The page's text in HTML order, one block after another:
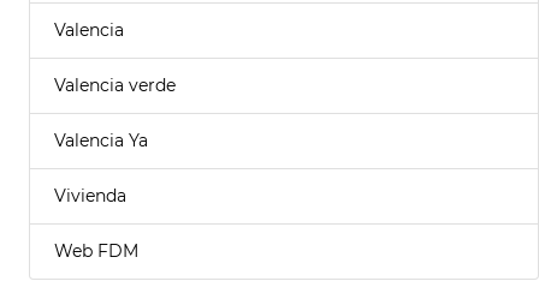
Valencia
Valencia verde
Valencia Ya
Vivienda
Web FDM